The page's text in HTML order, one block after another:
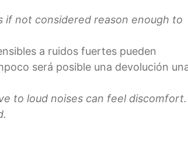
if not considered reason enough to
a ruidos fuertes pueden
será posible una devolución
to loud noises can feel discomfort.